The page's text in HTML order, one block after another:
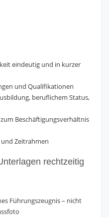
eindeutig und in kurzer
und Qualifikationen
beruflichem Status,
Beschäftigungsverhältnis
Zeitrahmen
rechtzeitig
Führungszeugnis – nicht